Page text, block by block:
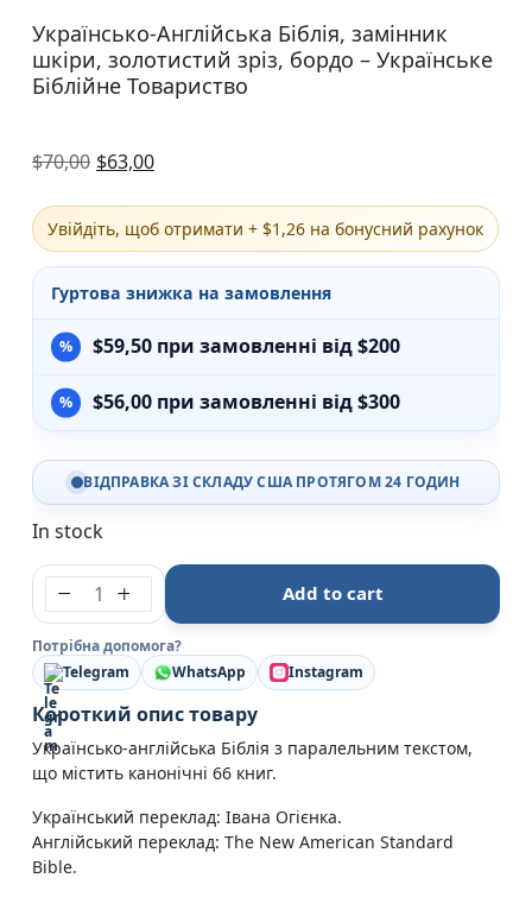
Українсько-Англійська Біблія, замінник
шкіри, золотистий зріз, бордо – Українське
Біблійне Товариство
$70,00 $63,00
Увійдіть, щоб отримати + $1,26 на бонусний рахунок
Гуртова знижка на замовлення
$59,50 при замовленні від $200
$56,00 при замовленні від $300
ВІДПРАВКА ЗІ СКЛАДУ США ПРОТЯГОМ 24 ГОДИН
In stock
Українсько-Англійська Біблія, замінник шкіри,
Add to cart
Потрібна допомога?
Telegram
WhatsApp Instagram
Короткий опис товару
Українсько-англійська Біблія з паралельним текстом,
що містить канонічні 66 книг.
Український переклад: Івана Огієнка.
Англійський переклад: The New American Standard
Bible.